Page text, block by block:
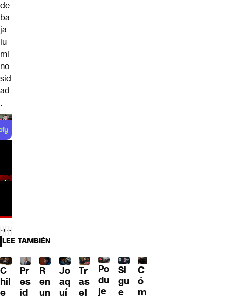
de
ba
ja
lu
mi
no
sid
ad
.
LEE TAMBIÉN
C
hil
e
Pr
es
id
R
en
un
Jo
aq
uí
Tr
as
el
Po
du
je
Si
gu
e
C
ó
m